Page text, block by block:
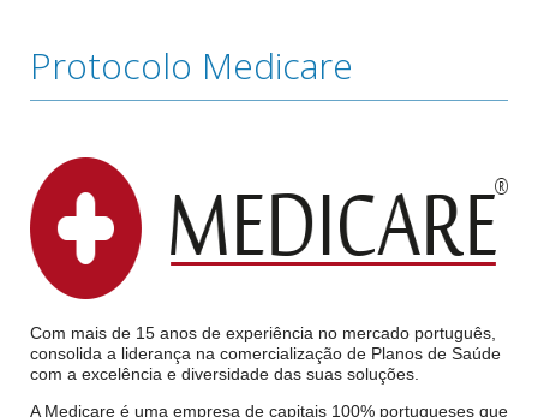
Protocolo Medicare
Com mais de 15 anos de experiência no mercado português,
consolida a liderança na comercialização de Planos de Saúde
com a excelência e diversidade das suas soluções.
A Medicare é uma empresa de capitais 100% portugueses que